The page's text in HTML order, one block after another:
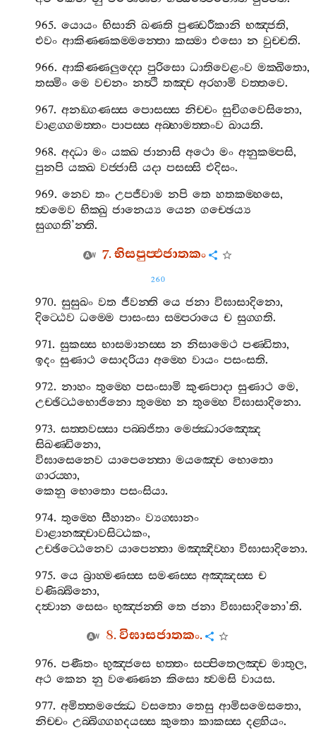
965.යොයං භිසානි ඛණති පුණ‍්ඩරීකානි භඤ‍්ජති,
එවං ආකිණ‍්ණකම‍්මන‍්තො කස‍්මා එසො න වුච‍්චති.
966.ආකිණ‍්ණලුද‍්දො පුරිසො ධාතිවෙළංව මක‍්ඛිතො,
තස‍්මිං මෙ වචනං නත්‍ථි තඤ‍්ච අරහාමි වත‍්තවෙ.
967.අනඞ‍්ගණස‍්ස පොසස‍්ස නිච‍්චං සුචිගවෙසිනො,
වාළග‍්ගමත‍්තං පාපස‍්ස අබ‍්භාමත‍්තංව ඛායති.
968.අද‍්ධා මං යක‍්ඛ ජානාසි අථො මං අනුකම‍්පසි,
පුනපි යක‍්ඛ වජ‍්ජාසි යදා පසස‍්සි එදිසං.
969.නෙව තං උපජීවාම නපි තෙ හතකම‍්හසෙ,
ත්‍වමෙව භික‍්ඛු ජානෙය්‍ය යෙන ගච‍්ඡෙය්‍ය
සුග‍්ගති’න‍්ති.
7.භිසපුප‍්ඵජාතකං
260
970.සුසුඛං වත ජීවන‍්ති යෙ ජනා විඝාසාදිනො,
දිට‍්ඨෙව ධම‍්මෙ පාසංසා සම‍්පරායෙ ච සුග‍්ගති.
971.සුකස‍්ස භාසමානස‍්ස න නිසාමෙථ පණ‍්ඩිතා,
ඉදං සුණාථ සොදරියා අම‍්හෙ වායං පසංසති.
972.නාහං තුම‍්හෙ පසංසාමි කුණපාදා සුණාථ මෙ,
උච‍්ඡිට‍්ඨභොජිනො තුම‍්හෙ න තුම‍්හෙ විඝාසාදිනො.
973.සත‍්තවස‍්සා පබ‍්බජිතා මෙජ‍්ඣාරඤ‍්ඤෙ
සිඛණ‍්ඩිනො,
විඝාසෙනෙව යාපෙන‍්තො මයඤ‍්චෙ භොතො
ගාරය‍්හා,
කෙනු භොතො පසංසියා.
974.තුම‍්හෙ සීහානං ව්‍යග‍්ඝානං
වාළානඤ‍්චාවසිට‍්ඨකං,
උච‍්ඡිට‍්ඨෙනෙව යාපෙන‍්තා මඤ‍්ඤිව‍්හා විඝාසාදිනො.
975.යෙ බ්‍රාහ‍්මණස‍්ස සමණස‍්ස අඤ‍්ඤස‍්ස ච
වණිබ‍්බිනො,
දත්‍වාන සෙසං භුඤ‍්ජන‍්ති තෙ ජනා විඝාසාදිනො’ති.
8.විඝාසජාතකං.
976.පණීතං භුඤ‍්ජසෙ භත‍්තං සප‍්පිතෙලඤ‍්ච මාතුල,
අථ කෙන නු වණ‍්ණෙන කිසො ත්‍වමසි වායස.
977.අමිත‍්තමජ‍්ඣෙ වසතො තෙසු ආමිසමෙසතො,
නිච‍්චං උබ‍්බිග‍්ගහදයස‍්ස කුතො කාකස‍්ස දළ‍්හියං.